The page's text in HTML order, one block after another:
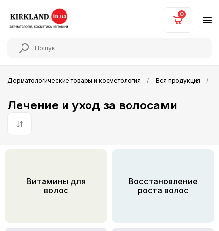
0
Дерматологические товары и косметология Вся продукция
Лечение и уход за волосами
По умолчанию
Витамины для
волос
Восстановление
роста волос